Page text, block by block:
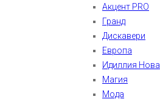
Акцент PRO
Гранд
Дискавери
Европа
Идиллия Нова
Магия
Мода